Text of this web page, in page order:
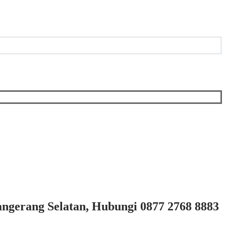
Selatan, Hubungi 0877 2768 8883